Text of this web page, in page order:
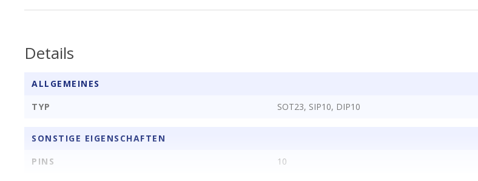
Details
ALLGEMEINES
TYP
SOT23, SIP10, DIP10
SONSTIGE EIGENSCHAFTEN
PINS
10